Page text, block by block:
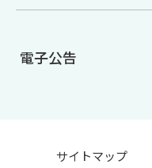
電子公告
サイトマップ